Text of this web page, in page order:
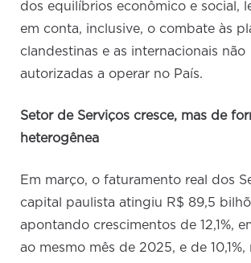
dos equilíbrios econômico e social,
em conta, inclusive, o combate às
clandestinas e as internacionais não
autorizadas a operar no País.
Setor de Serviços cresce, mas de
heterogênea
Em março, o faturamento real dos
capital paulista atingiu R$ 89,5
apontando crescimentos de 12,1%,
ao mesmo mês de 2025, e de 10,1%,